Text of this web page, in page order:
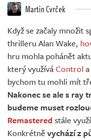
Martin Cvrček
Když se začaly množit
thrilleru Alan Wake,
hru mohla pohánět
který využíváControl a
bychom tu mohli mít
Nakonec se ale s ray
budeme muset
Remastered stále
Konkrétně vychází z